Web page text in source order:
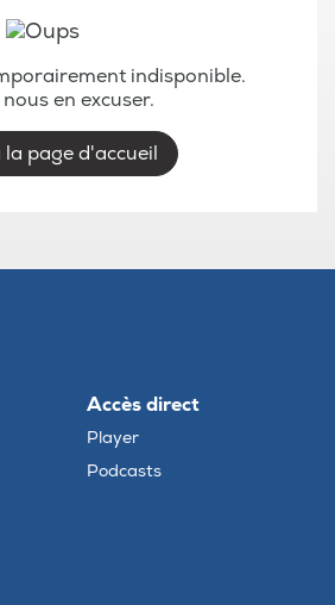
indisponible.
en excuser.
page d'accueil
Accès direct
Player
Podcasts